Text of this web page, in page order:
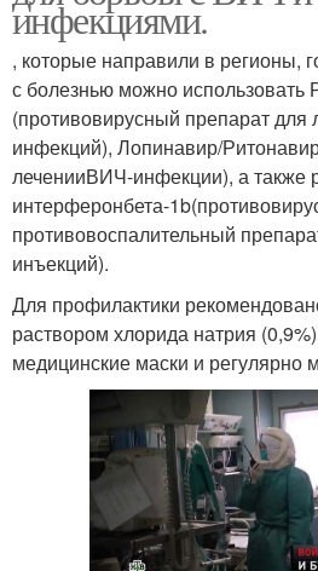
инфекциями.
, которые направили в регионы,
с болезнью можно использовать
(противовирусный препарат для
инфекций), Лопинавир/
леченииВИЧ-инфекции), а также
интерферонбета-
противовоспалительный
инъекций).
Для профилактики
раствором хлорида натрия
медицинские маски и регулярно